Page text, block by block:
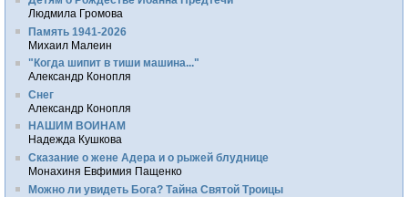
Людмила Громова
Память 1941-2026
Михаил Малеин
"Когда шипит в тиши машина..."
Александр Конопля
Снег
Александр Конопля
НАШИМ ВОИНАМ
Надежда Кушкова
Сказание о жене Адера и о рыжей блуднице
Монахиня Евфимия Пащенко
Можно ли увидеть Бога? Тайна Святой Троицы